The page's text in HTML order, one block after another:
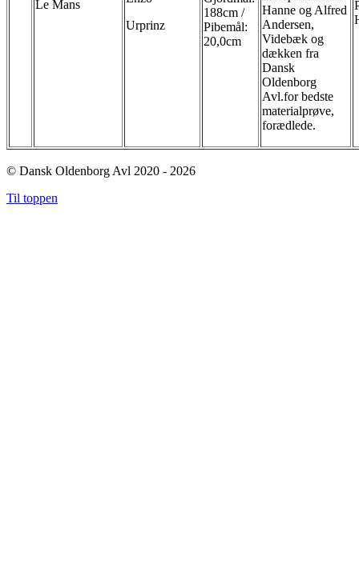
Le Mans
Urprinz
188cm /
Pibemål:
20,0cm
Hanne og Alfred
Andersen,
Videbæk og
dækken fra
Dansk
Oldenborg
Avl.for bedste
materialprøve,
forædlede.
© Dansk Oldenborg Avl 2020 - 2026
Til toppen